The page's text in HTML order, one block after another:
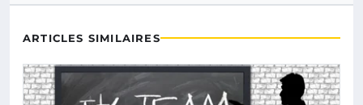
ARTICLES SIMILAIRES